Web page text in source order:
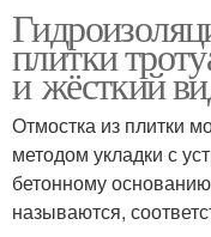
плитки
и жёсткий
Отмостка из плитки
методом укладки с
бетонному
называются,